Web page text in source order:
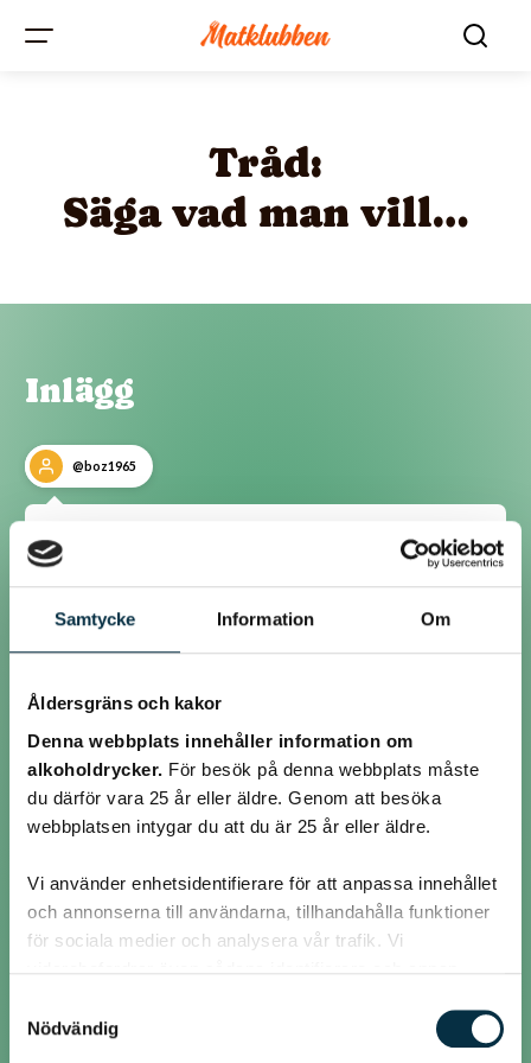
Samtycke Information Om
Åldersgräns och kakor
Denna webbplats innehåller information om
alkoholdrycker. För besök på denna webbplats måste
du därför vara 25 år eller äldre. Genom att besöka
webbplatsen intygar du att du är 25 år eller äldre.
Vi använder enhetsidentifierare för att anpassa innehållet
och annonserna till användarna, tillhandahålla funktioner
för sociala medier och analysera vår trafik. Vi
annons- och analysföretag som vi samarbetar med.
Dessa kan i sin tur kombinera informationen med annan
Nödvändig
Tråd:
Säga vad man vill…
Inlägg
@boz1965
Skrivet av JessicaFrej den 7 okt 2009
Vem kommer på en sån idé att ha får i
@anneli1989
Vem kommer på en sån idé att ha får i källaren?!
Åh fy så hemskt. Mådde illa. :(